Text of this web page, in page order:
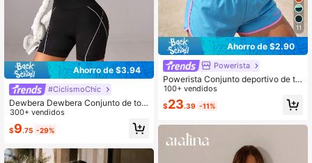
Ahorro de $3.94
#CiclismoChic
Dewbera Dewbera Conjunto de top
deportivo casual y shorts de control
de abdomen de cintura alta para mu
jer
300+ vendidos
$9.75 -29%
11
Ahorro de $2.90
Powerista
Powerista Conjunto deportivo de to
p halter y shorts con color de contra
ste y empalme para mujer
100+ vendidos
$23.39 -11%